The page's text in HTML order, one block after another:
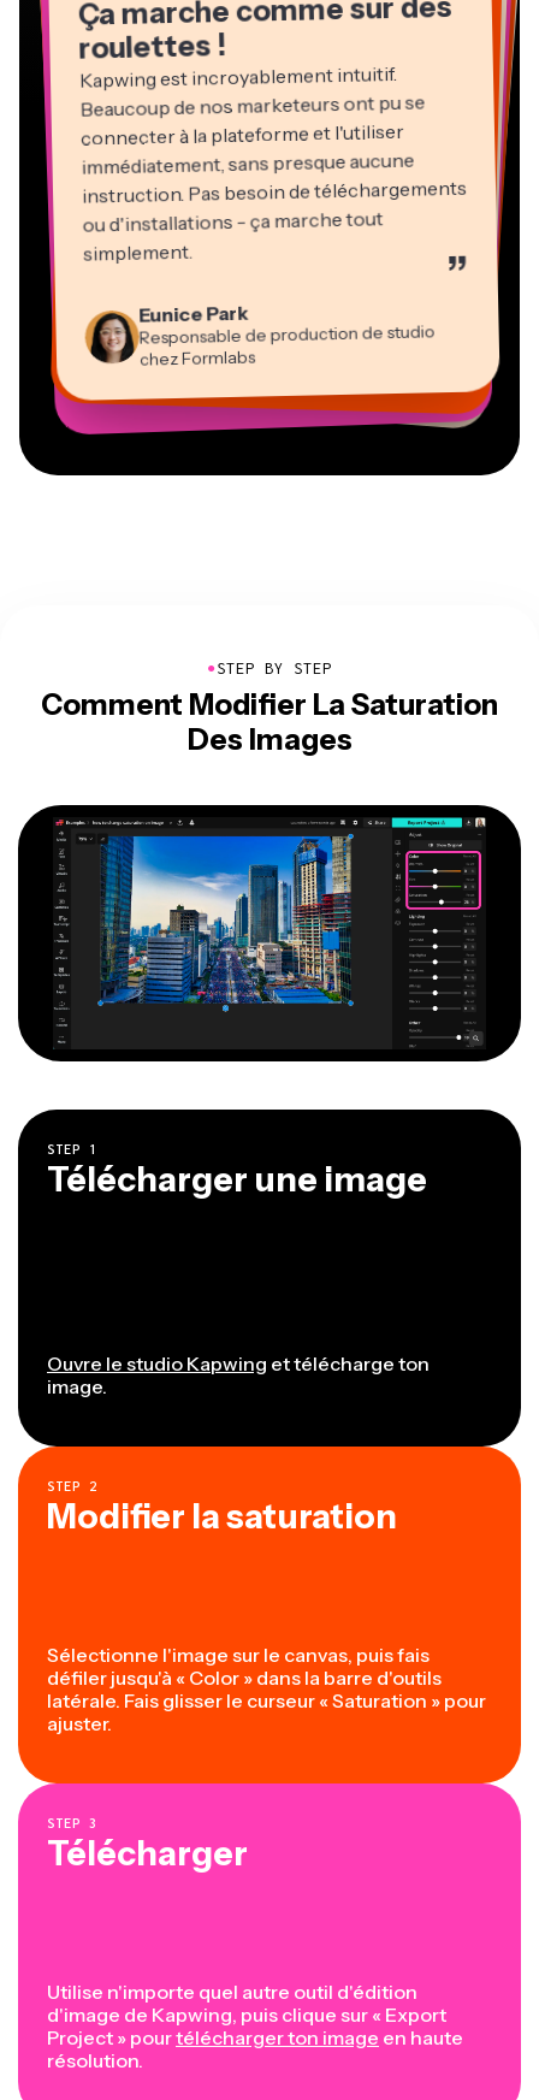
Ça marche comme sur des
roulettes !
Kapwing est incroyablement intuitif.
Beaucoup de nos marketeurs ont pu se
connecter à la plateforme et l'utiliser
immédiatement, sans presque aucune
instruction. Pas besoin de téléchargements
ou d'installations - ça marche tout
simplement. ”
Eunice Park
Responsable de production de studio
chez Formlabs
Vannesia Darby
PDG chez MOXIE Nashville
Grant Taleck
Co-Fondateur chez
AuthentIQMarketing.com
Associé gérant chez EPATHLON
Kerry-lee Farla
Youtubeur
Gracie Peng
Directeur de contenu
Martin James
Éditeur vidéo
Éducation
Consultant
Mitch Rawlings
Prestataire de services indépendant en information
Dina Segovia
Travailleur freelance virtuel
●STEP BY STEP
Comment Modifier La Saturation
Des Images
STEP 1
Télécharger une image
Ouvre le studio Kapwing et télécharge ton
image.
STEP 2
Modifier la saturation
Sélectionne l'image sur le canvas, puis fais
défiler jusqu'à « Color » dans la barre d'outils
latérale. Fais glisser le curseur « Saturation » pour
ajuster.
STEP 3
Télécharger
Utilise n'importe quel autre outil d'édition
d'image de Kapwing, puis clique sur « Export
Project » pourtélécharger ton image en haute
résolution.